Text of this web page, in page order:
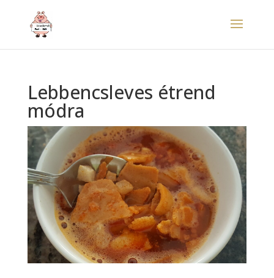
Lebbencsleves étrend
módra